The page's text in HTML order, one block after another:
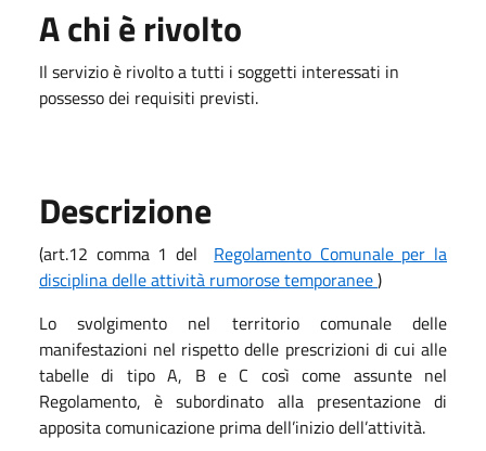
A chi è rivolto
Il servizio è rivolto a tutti i soggetti interessati in
possesso dei requisiti previsti.
Descrizione
(art.12 comma 1 del Regolamento Comunale per la
disciplina delle attività rumorose temporanee)
Lo svolgimento nel territorio comunale delle
manifestazioni nel rispetto delle prescrizioni di cui alle
tabelle di tipo A, B e C così come assunte nel
Regolamento, è subordinato alla presentazione di
apposita comunicazione prima dell’inizio dell’attività.